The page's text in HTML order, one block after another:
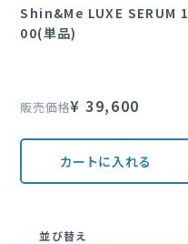
Shin&Me LUXE SERUM 1
00(単品)
販売価格¥ 39,600
カートに入れる
並び替え